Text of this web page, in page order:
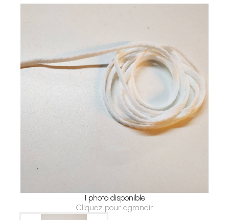
1 photo disponible
Cliquez pour agrandir